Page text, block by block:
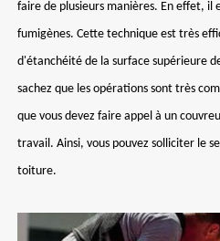
faire de plusieurs manières. En effet, il
fumigènes. Cette technique est très
d'étanchéité de la surface supérieure
sachez que les opérations sont très
que vous devez faire appel à un
travail. Ainsi, vous pouvez solliciter le
toiture.